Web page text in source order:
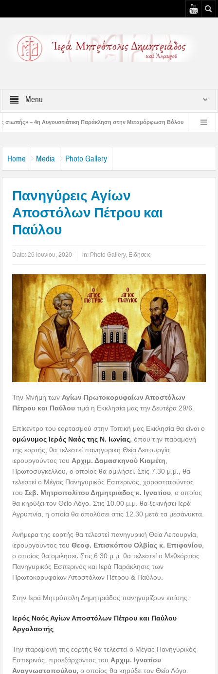
Menu
Παράκληση στην Μεταμόρφωση Βόλου Επίσκεψη του Δ/ντού της Β/
Home Media Photo Gallery
Πανηγύρεις Αγίων
Αποστόλων Πέτρου και
Παύλου
Date: 26 Ιουνίου, 2020 in: Photo Gallery, Ειδήσεις
Την Μνήμη των Αγίων Πρωτοκορυφαίων Αποστόλων
Πέτρου και Παύλου τιμά η Εκκλησία μας την Δευτέρα 29/6.
Επίκεντρο του εορτασμού στην Τοπική μας Εκκλησία θα είναι ο
ομώνυμος Ιερός Ναός της Ν. Ιωνίας, όπου την παραμονή
της εορτής, θα τελεστεί πανηγυρική Θεία Λειτουργία,
ιερουργούντος του Αρχιμ. Δαμασκηνού Κιαμέτη
Πρωτοσυγκέλλου, ο οποίος θα ομιλήσει. Στις 7.30 μ.μ., θα
τελεστεί ο Μέγας Πανηγυρικός Εσπερινός, χοροστατούντος
τουΣεβ. Μητροπολίτου Δημητριάδος κ. Ιγνατίου , ο οποίος
θα κηρύξει τον Θείο Λόγο. Στις 10.00 μ.μ. θα ξεκινήσει Ιερά
Αγρυπνία, η οποία θα απολύσει στις 12.30 μετά τα μεσάνυκτα.
Ανήμερα της εορτής θα τελεστεί πανηγυρική Θεία Λειτουργία,
ιερουργούντος τουΘεοφ. Επισκόπου Ολβίας κ. Επιφανίου
ο οποίος θα ομιλήσει. Στις 6.30 μ.μ. θα τελεστεί ο Μεθεόρτιος
Πανηγυρικός Εσπερινός και Ιερά Παράκλησις των
Πρωτοκορυφαίων Αποστόλων Πέτρου & Παύλου.
Στην Ιερά Μητρόπολη Δημητριάδος πανηγυρίζουν επίσης:
Ιερός Ναός Αγίων Αποστόλων Πέτρου και Παύλου
Αργαλαστής
Την παραμονή της εορτής θα τελεστεί ο Μέγας Πανηγυρικός
Εσπερινός, προεξάρχοντος του Αρχιμ. Ιγνατίου
Αναγνωστοπούλου, ο οποίος θα κηρύξει τον Θείο Λόγο.